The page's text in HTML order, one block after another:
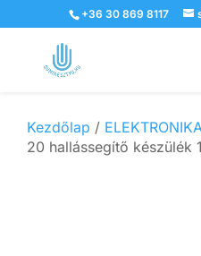
+36 30 869 8117
Products
search
Kezdőlap /
20 hallássegítő készülék